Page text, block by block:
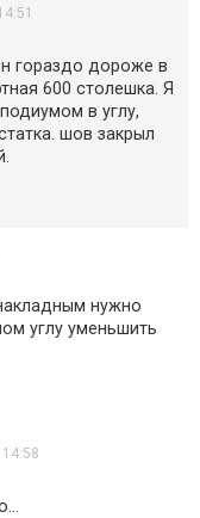
гораздо дороже в
600 столешка. Я
в углу,
шов закрыл
нужно
углу уменьшить